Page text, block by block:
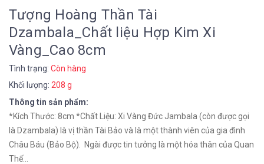
Tượng Hoàng Thần Tài
Dzambala_Chất liệu Hợp Kim Xi
Vàng_Cao 8cm
Tình trạng: Còn hàng
Khối lượng: 208 g
Thông tin sản phẩm:
*Kích Thước: 8cm *Chất Liệu: Xi Vàng Đức Jambala (còn được gọi
là Dzambala) là vị thần Tài Bảo và là một thành viên của gia đình
Châu Báu (Bảo Bộ). Ngài được tin tưởng là một hóa thân của Quan
Thế...